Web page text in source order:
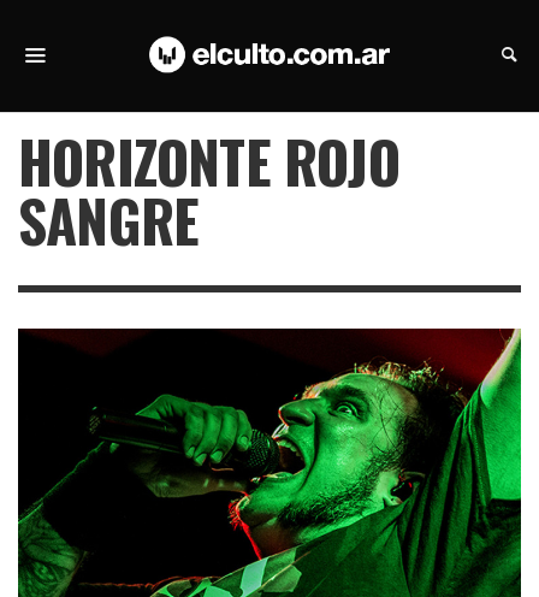
HORIZONTE ROJO
SANGRE